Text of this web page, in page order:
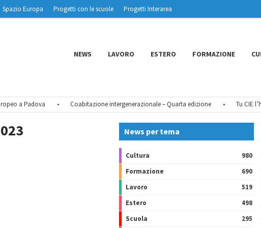
Spazio Europa Progetti con le scuole
Progetti Interarea
NEWS LAVORO ESTERO FORMAZIONE
a Padova Coabitazione intergenerazionale – Quarta edizione Tu CIE
News per tema
Cultura
980
Formazione
690
Lavoro
519
Estero
498
Scuola
295